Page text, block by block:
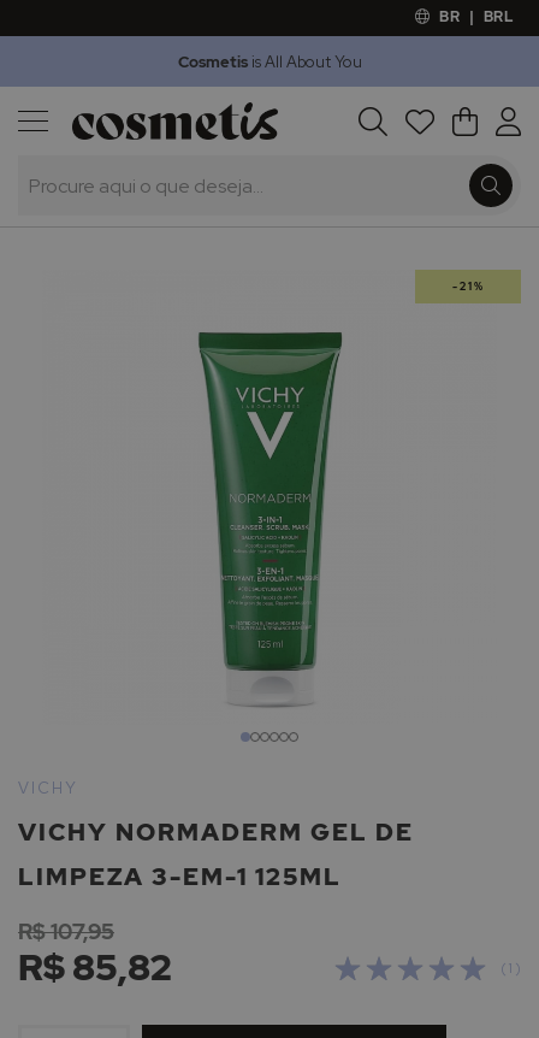
BR | BRL
Cosmetisis All About You
Procura O Meu
Outlet
para
início
Galeria
imagens
-21%
VICHY NORMADERM GEL DE
LIMPEZA 3-EM-1 125ML
VICHY
Avaliação:
( 1 )
R$ 85,82
R$ 107,95
ADICIONAR